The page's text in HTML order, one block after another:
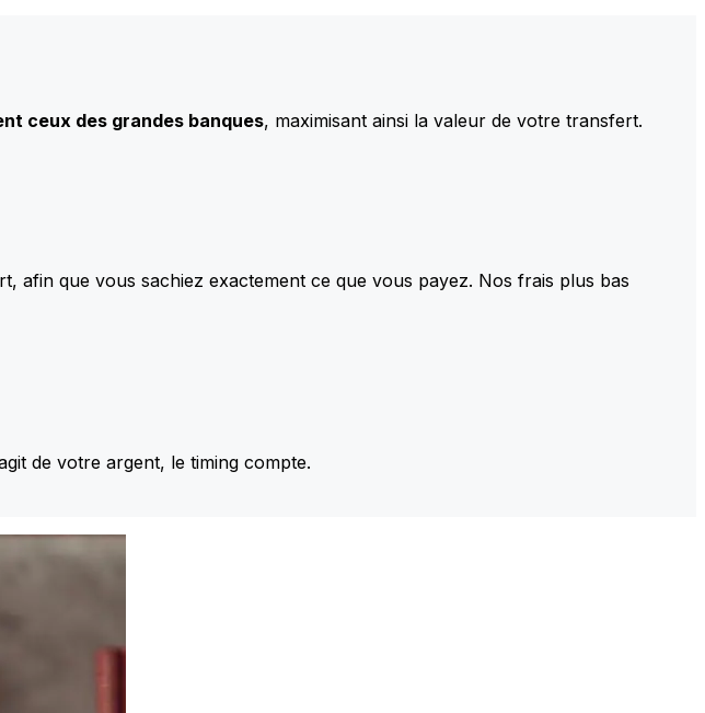
ceux des grandes banques, maximisant ainsi la valeur de votre transfert.
afin que vous sachiez exactement ce que vous payez. Nos frais plus bas
de votre argent, le timing compte.